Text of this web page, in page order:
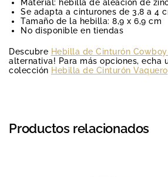
Material: hebilla de aleación de
Se adapta a cinturones de 3,8 a 4
Tamaño de la hebilla: 8,9 x 6,9 cm
No disponible en tiendas
Descubre Hebilla de Cinturón
alternativa! Para más opciones, echa
colección Hebilla de Cinturón Vaquero
Productos relacionados